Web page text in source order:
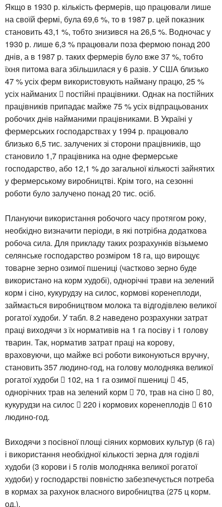
Якщо в 1930 р. кількість фермерів, що працювали лише
на своїй фермі, була 69,6 %, то в 1987 р. цей показник
становить 43,1 %, тобто знизився на 26,5 %. Водночас у
1930 р. лише 6,3 % працювали поза фермою понад 200
днів, а в 1987 р. таких фермерів було вже 37 %, тобто
їхня питома вага збільшилася у 6 разів. У США близько
47 % усіх ферм використовують найману працю, 25 %
усіх найманих  постійні працівники. Однак на постійних
працівників припадає майже 75 % усіх відпрацьованих
робочих днів найманими працівниками. В Україні у
фермерських господарствах у 1994 р. працювало
близько 6,5 тис. залучених зі сторони працівників, що
становило 1,7 працівника на одне фермерське
господарство, або 12,1 % до загальної кількості зайнятих
у фермерському виробництві. Крім того, на сезонні
роботи було залучено понад 20 тис. осіб.
Плануючи використання робочого часу протягом року,
необхідно визначити періоди, в які потрібна додаткова
робоча сила. Для прикладу таких розрахунків візьмемо
селянське господарство розміром 18 га, що вирощує
товарне зерно озимої пшениці (частково зерно буде
використано на корм худобі), однорічні трави на зелений
корм і сіно, кукурудзу на силос, кормові коренеплоди,
займається виробництвом молока та відгодівлею великої
рогатої худоби. У табл. 8.2 наведено розрахунки затрат
праці виходячи з їх нормативів на 1 га посіву і 1 голову
тварин. Так, норматив затрат праці на корову,
враховуючи, що майже всі роботи виконуються вручну,
становить 357 людино-год, на голову молодняка великої
рогатої худоби  102, на 1 га озимої пшениці  45,
однорічних трав на зелений корм  70, трав на сіно  80,
кукурудзи на силос  220 і кормових коренеплодів  610
людино-год.
Виходячи з посівної площі сіяних кормових культур (6 га)
і використання необхідної кількості зерна для годівлі
худоби (3 корови і 5 голів молодняка великої рогатої
худоби) у господарстві повністю забезпечується потреба
в кормах за рахунок власного виробництва (275 ц корм.
од.).